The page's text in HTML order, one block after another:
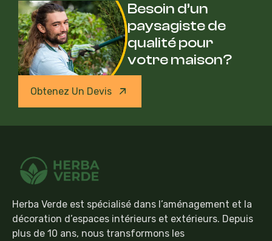
Besoin d’un
paysagiste de
qualité pour
votre maison?
Obtenez Un Devis
Herba Verde est spécialisé dans l’aménagement et la
décoration d’espaces intérieurs et extérieurs. Depuis
plus de 10 ans, nous transformons les